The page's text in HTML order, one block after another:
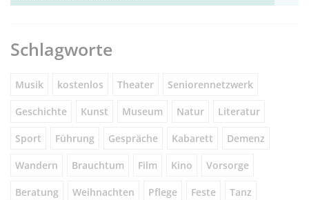
Schlagworte
Musik kostenlos Theater Seniorennetzwerk
Geschichte Kunst Museum Natur Literatur
Sport Führung Gespräche Kabarett Demenz
Wandern Brauchtum Film Kino Vorsorge
Beratung Weihnachten Pflege Feste Tanz